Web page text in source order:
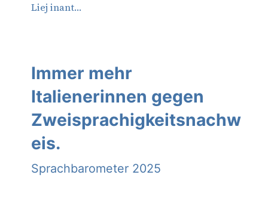
Liej inant…
Immer mehr
Italienerinnen gegen
Zweisprachigkeitsnachw
eis.
Sprachbarometer 2025